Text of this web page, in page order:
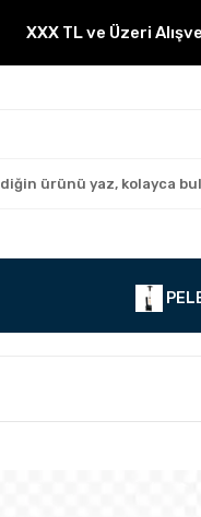
XXX TL ve Üzeri